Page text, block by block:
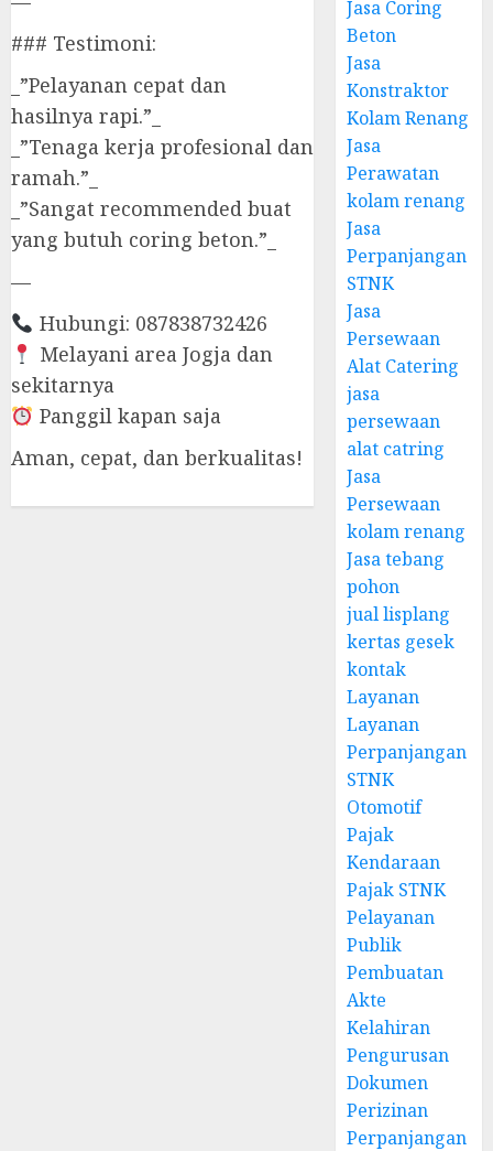
### Testimoni:
_”Pelayanan cepat dan
hasilnya rapi.”_
_”Tenaga kerja profesional dan
ramah.”_
_”Sangat recommended buat
yang butuh coring beton.”_
—
Hubungi: 087838732426
Melayani area Jogja dan
sekitarnya
Panggil kapan saja
Aman, cepat, dan berkualitas!
Jasa Coring
Beton
Jasa
Konstraktor
Kolam Renang
Jasa
Perawatan
kolam renang
Jasa
Perpanjangan
STNK
Jasa
Persewaan
Alat Catering
jasa
persewaan
alat catring
Jasa
Persewaan
kolam renang
Jasa tebang
pohon
jual lisplang
kertas gesek
kontak
Layanan
Layanan
Perpanjangan
STNK
Otomotif
Pajak
Kendaraan
Pajak STNK
Pelayanan
Publik
Pembuatan
Akte
Kelahiran
Pengurusan
Dokumen
Perizinan
Perpanjangan